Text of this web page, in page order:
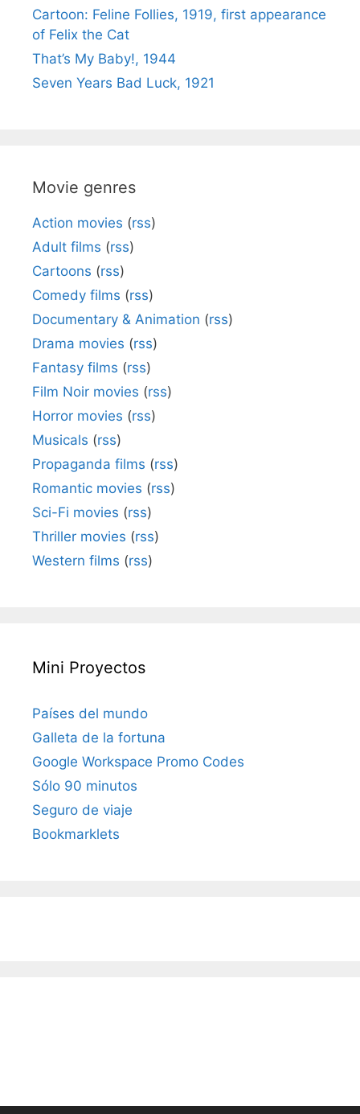
Cartoon: Feline Follies, 1919, first appearance
of Felix the Cat
That’s My Baby!, 1944
Seven Years Bad Luck, 1921
Movie genres
Action movies (rss)
Adult films (rss)
Cartoons (rss)
Comedy films (rss)
Documentary & Animation (rss)
Drama movies (rss)
Fantasy films (rss)
Film Noir movies (rss)
Horror movies (rss)
Musicals (rss)
Propaganda films (rss)
Romantic movies (rss)
Sci-Fi movies (rss)
Thriller movies (rss)
Western films (rss)
Mini Proyectos
Países del mundo
Galleta de la fortuna
Google Workspace Promo Codes
Sólo 90 minutos
Seguro de viaje
Bookmarklets